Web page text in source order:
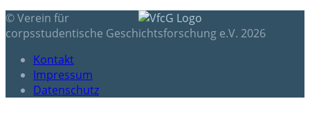
© Verein für
corpsstudentische Geschichtsforschung e.V. 2026
Kontakt
Impressum
Datenschutz